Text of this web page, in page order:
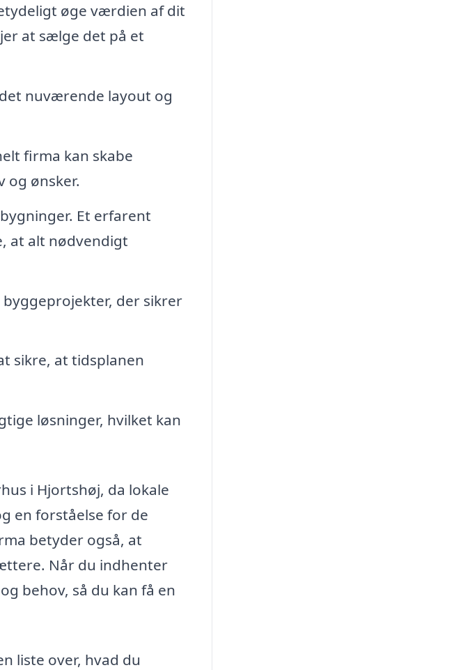
øge værdien af dit
at sælge det på et
nuværende layout og
firma kan skabe
og ønsker.
Et erfarent
at alt nødvendigt
der sikrer
sikre, at tidsplanen
løsninger, hvilket kan
i Hjortshøj, da lokale
en forståelse for de
betyder også, at
Når du indhenter
behov, så du kan få en
liste over, hvad du